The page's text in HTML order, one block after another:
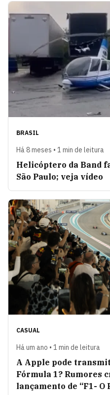
BRASIL
Há 8 meses • 1 min de leitura
Helicóptero da Band
São Paulo; veja vídeo
CASUAL
Há um ano • 1 min de leitura
A Apple pode
Fórmula 1? Rumores
lançamento de “F1- O